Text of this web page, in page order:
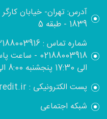
آدرس: تهران- خیابان
1839 - طبقه 5
الی 17:30 پنجشنبه 8:00 الی 12:30
پست الکترونیکی : info@MyCredit.ir
شبکه اجتماعی